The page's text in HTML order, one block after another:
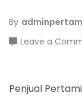
By
Leave a
Penjual